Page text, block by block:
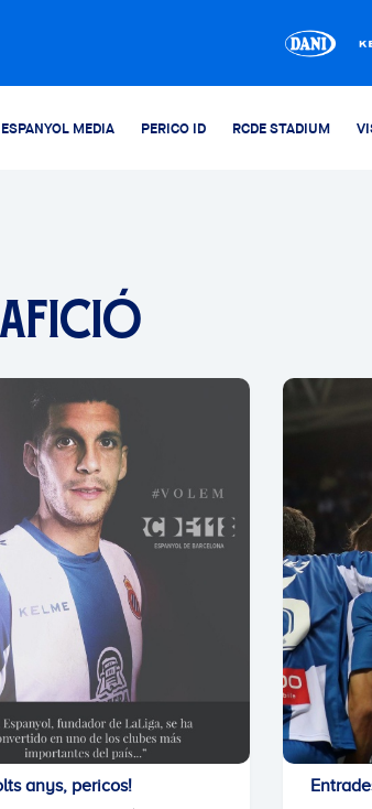
ESPANYOL MEDIA PERICO ID RCDE STADIUM
anys, pericos!